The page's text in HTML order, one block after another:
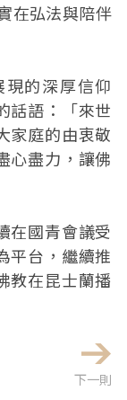
在弘法與陪伴
的深厚信仰
話語：「來世
家庭的由衷敬
心盡力，讓佛
在國青會議受
平台，繼續推
教在昆士蘭播
下一則